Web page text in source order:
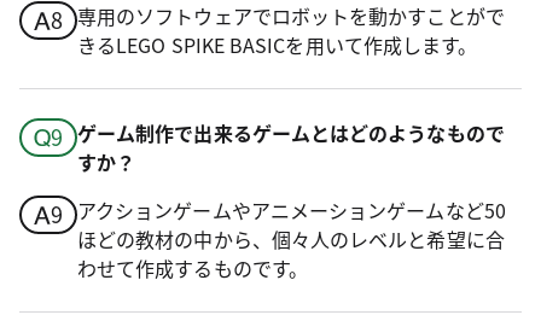
専用のソフトウェアでロボットを動かすことがで
きるLEGO SPIKE BASICを用いて作成します。
ゲーム制作で出来るゲームとはどのようなもので
すか？
アクションゲームやアニメーションゲームなど50
ほどの教材の中から、個々人のレベルと希望に合
わせて作成するものです。